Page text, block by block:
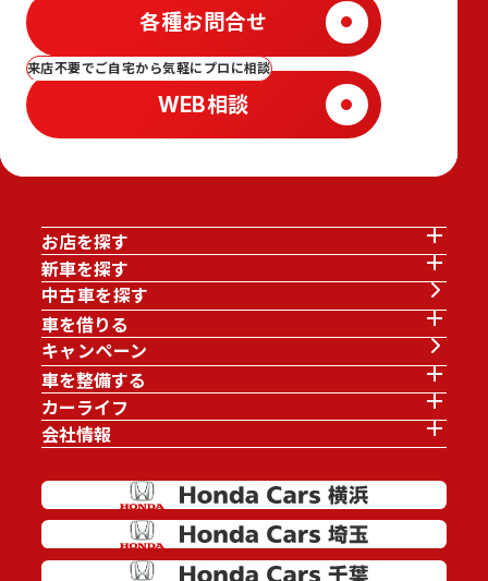
各種お問合せ
来店不要でご自宅から気軽にプロに相談
WEB相談
お店を探す
新車を探す
中古車を探す
車を借りる
キャンペーン
車を整備する
カーライフ
会社情報